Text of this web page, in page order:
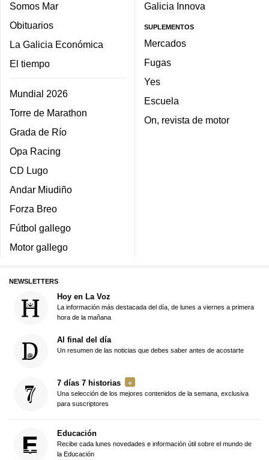
Somos Mar
Obituarios
La Galicia Económica
El tiempo
Mundial 2026
Torre de Marathon
Grada de Río
Opa Racing
CD Lugo
Andar Miudiño
Forza Breo
Fútbol gallego
Motor gallego
Galicia Innova
SUPLEMENTOS
Mercados
Fugas
Yes
Escuela
On, revista de motor
NEWSLETTERS
Hoy en La Voz
La información más destacada del día, de lunes a viernes a primera
hora de la mañana
Al final del día
Un resumen de las noticias que debes saber antes de acostarte
7 días 7 historias
Una selección de los mejores contenidos de la semana, exclusiva
para suscriptores
Educación
Recibe cada lunes novedades e información útil sobre el mundo de
la Educación